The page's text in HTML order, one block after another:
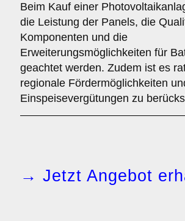
Beim Kauf einer
die Leistung der Panels, die
Komponenten und die
Erweiterungsmöglichkeiten für
geachtet werden. Zudem ist es
regionale Fördermöglichkeiten
Einspeisevergütungen zu
→ Jetzt Angebot